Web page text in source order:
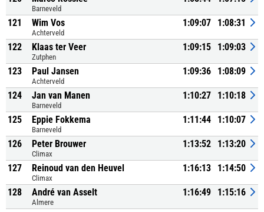
Barneveld
121 Wim Vos
Achterveld
1:09:07 1:08:31
122 Klaas ter Veer
Zutphen
1:09:15 1:09:03
123 Paul Jansen
Achterveld
1:09:36 1:08:09
124 Jan van Manen
Barneveld
1:10:27 1:10:18
125 Eppie Fokkema
Barneveld
1:11:44 1:10:07
126 Peter Brouwer
Climax
1:13:52 1:13:20
127 Reinoud van den Heuvel
Climax
1:16:13 1:14:50
128 André van Asselt
Almere
1:16:49 1:15:16